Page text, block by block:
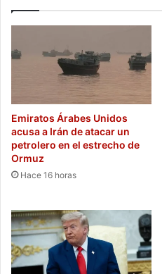
Emiratos Árabes Unidos
acusa a Irán de atacar un
petrolero en el estrecho de
Ormuz
Hace 16 horas